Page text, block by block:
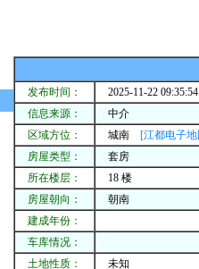
发布时间：
2025-11-22 09:35:54
信息来源：
中介
区域方位：
城南 [江都电子
房屋类型：
套房
所在楼层：
18 楼
房屋朝向：
朝南
建成年份：
车库情况：
土地性质：
未知